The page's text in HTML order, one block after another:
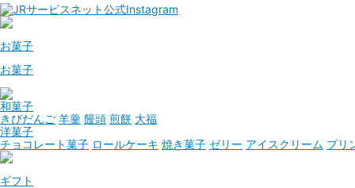
お菓子
お菓子
和菓子
きびだんご 羊羹 饅頭 煎餅 大福
洋菓子
チョコレート菓子 ロールケーキ 焼き菓子 ゼリー アイスクリーム プリ
ギフト